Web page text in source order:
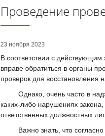
Проведение
23 ноября 2023
В соответствии с
вправе обратиться в органы
проверок для восстановления
Однако, очень часто в
каких-либо нарушениях
ответственных должностных
Важно знать, что согласно